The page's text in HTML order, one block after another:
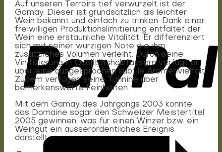
Auf unseren Terroirs tief verwurzelt ist der
Gamay. Dieser ist grundsätzlich als leichter
Wein bekannt und einfach zu trinken. Dank einer
freiwilligen Produktionslimitierung entfaltet der
Wein eine erstaunliche Vitalität. Er differenziert
sich mit seiner würzigen Note die ihm
zusätzliches Volumen verleiht. Durch seine
Vinifizierung in Qualitätsholzfässern verfügt er
über eine ausgesprochen subtile Aromenvielfalt.
Zudem verfügen seine Tannine über
bemerkenswerte Feinheiten.
Mit dem Gamay des Jahrgangs 2003 konnte
das Domaine sogar den Schweizer Meistertitel
2005 gewinnen, was für einen Winzer bzw. ein
Weingut ein ausserordentliches Ereignis
darstellt.